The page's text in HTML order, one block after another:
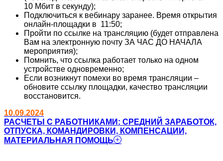
10 Мбит в секунду);
Подключиться к вебинару заранее. Время открытия
онлайн-площадки в 11:50;
Пройти по ссылке на трансляцию (будет отправлена
Вам на электронную почту ЗА ЧАС ДО НАЧАЛА
мероприятия);
Помнить, что ссылка работает только на одном
устройстве одновременно;
Если возникнут помехи во время трансляции –
обновите ссылку площадки, качество трансляции
восстановится.
10.09.2024
РАСЧЕТЫ С РАБОТНИКАМИ: СРЕДНИЙ ЗАРАБОТОК,
ОТПУСКА, КОМАНДИРОВКИ, КОМПЕНСАЦИИ,
МАТЕРИАЛЬНАЯ ПОМОЩЬ